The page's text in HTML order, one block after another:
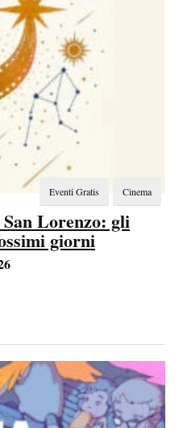
Cinema
Eventi Gratis
Lorenzo: gli
giorni